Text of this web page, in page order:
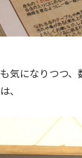
気になりつつ、
、